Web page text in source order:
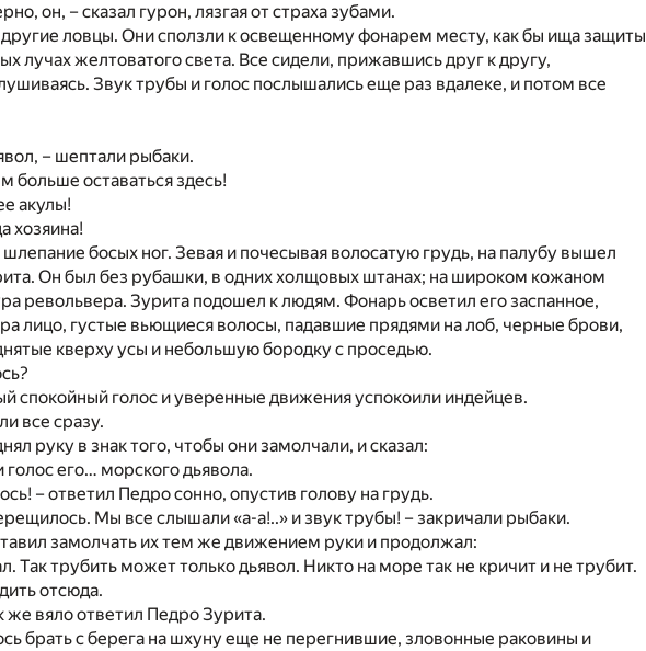
он, – сказал гурон, лязгая от страха зубами.
ловцы. Они сползли к освещенному фонарем месту, как бы ища защиты
лучах желтоватого света. Все сидели, прижавшись друг к другу,
Звук трубы и голос послышались еще раз вдалеке, и потом все
– шептали рыбаки.
оставаться здесь!
акулы!
хозяина!
босых ног. Зевая и почесывая волосатую грудь, на палубу вышел
Он был без рубашки, в одних холщовых штанах; на широком кожаном
револьвера. Зурита подошел к людям. Фонарь осветил его заспанное,
лицо, густые вьющиеся волосы, падавшие прядями на лоб, черные брови,
кверху усы и небольшую бородку с проседью.
спокойный голос и уверенные движения успокоили индейцев.
все сразу.
руку в знак того, чтобы они замолчали, и сказал:
его… морского дьявола.
– ответил Педро сонно, опустив голову на грудь.
Мы все слышали «а-а!..» и звук трубы! – закричали рыбаки.
замолчать их тем же движением руки и продолжал:
Так трубить может только дьявол. Никто на море так не кричит и не трубит.
отсюда.
же вяло ответил Педро Зурита.
брать с берега на шхуну еще не перегнившие, зловонные раковины и